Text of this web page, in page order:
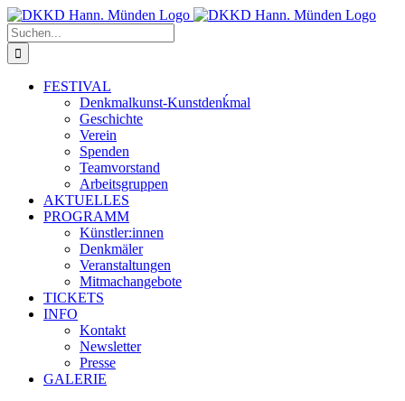
Zum
Inhalt
springen
Suche
nach:
FESTIVAL
Denkmalkunst-Kunstdenḱmal
Geschichte
Verein
Spenden
Teamvorstand
Arbeitsgruppen
AKTUELLES
PROGRAMM
Künstler:innen
Denkmäler
Veranstaltungen
Mitmachangebote
TICKETS
INFO
Kontakt
Newsletter
Presse
GALERIE